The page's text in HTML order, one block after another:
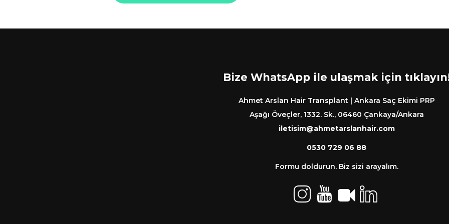
Bize WhatsApp ile ulaşmak için
Ahmet Arslan Hair Transplant | Ankara Saç Ekimi PRP
Aşağı Öveçler, 1332. Sk., 06460 Çankaya/Ankara
iletisim@ahmetarslanhair.com
0530 729 06 88
Formu doldurun. Biz sizi arayalım.